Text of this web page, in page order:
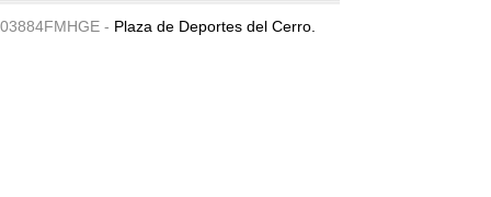
03884FMHGE - Plaza de Deportes del Cerro.